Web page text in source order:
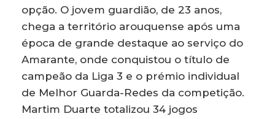
opção. O jovem guardião, de 23 anos,
chega a território arouquense após uma
época de grande destaque ao serviço do
Amarante, onde conquistou o título de
campeão da Liga 3 e o prémio individual
de Melhor Guarda-Redes da competição.
Martim Duarte totalizou 34 jogos